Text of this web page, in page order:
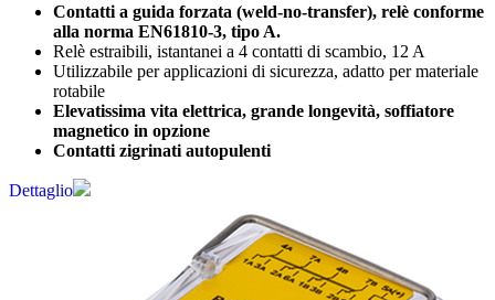
Contatti a guida forzata (weld-no-transfer), relè conforme
alla norma EN61810-3, tipo A.
Relè estraibili, istantanei a 4 contatti di scambio, 12 A
Utilizzabile per applicazioni di sicurezza, adatto per materiale
rotabile
Elevatissima vita elettrica, grande longevità, soffiatore
magnetico in opzione
Contatti zigrinati autopulenti
Dettaglio